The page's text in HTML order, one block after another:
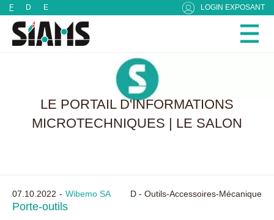
F D E LOGIN EXPOSANT
LE PORTAIL D'INFORMATIONS
MICROTECHNIQUES | LE SALON
07.10.2022 Wibemo SA D - Outils-Accessoires-Mécanique
Porte-outils
Panneau de gestion des cookies